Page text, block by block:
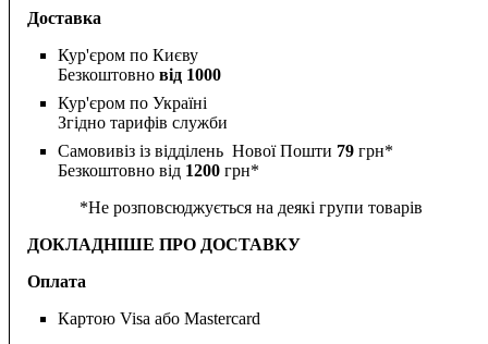
Доставка
Кур'єром по Києву
Безкоштовно від 1000
Кур'єром по Україні
Згідно тарифів служби
Самовивіз із відділень Нової Пошти 79 грн*
Безкоштовно від 1200 грн*
*Не розповсюджується на деякі групи товарів
ДОКЛАДНІШЕ ПРО ДОСТАВКУ
Оплата
Картою Visa або Mastercard